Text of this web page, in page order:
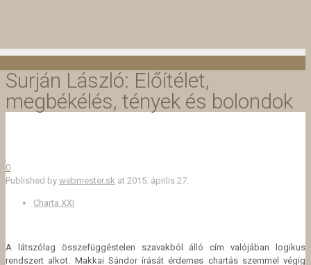
Surján László: Előítélet,
megbékélés, tények és bolondok
0
Published by webmester.sk at 2015. április 27.
Charta XXI
A látszólag összefüggéstelen szavakból álló cím valójában logikus
rendszert alkot. Makkai Sándor írását érdemes chartás szemmel végig